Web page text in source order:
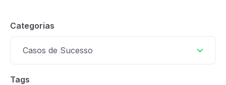
Categorias
Casos de Sucesso
Tags